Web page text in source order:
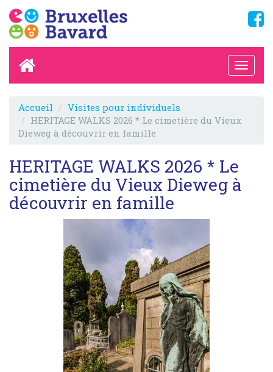
Accueil
Visites pour individuels
HERITAGE WALKS 2026 * Le cimetière du Vieux
Dieweg à découvrir en famille
HERITAGE WALKS 2026 * Le
cimetière du Vieux Dieweg à
découvrir en famille